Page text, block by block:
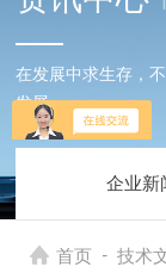
在发展中求生存，
发展
企业新
首页 - 技术